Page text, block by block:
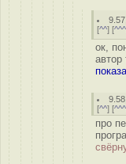
9.57
[^^] [^^^
ок,
автор
9.58
[^^] [^^^
про